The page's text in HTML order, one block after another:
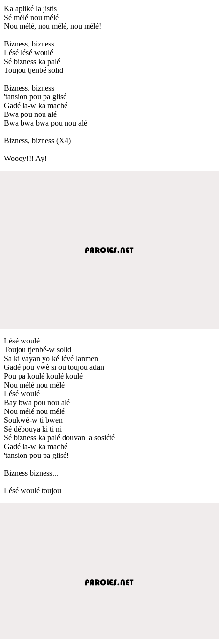
Ka apliké la jistis
Sé mélé nou mélé
Nou mélé, nou mélé, nou mélé!
Bizness, bizness
Lésé lésé woulé
Sé bizness ka palé
Toujou tjenbé solid
Bizness, bizness
'tansion pou pa glisé
Gadé la-w ka maché
Bwa pou nou alé
Bwa bwa bwa pou nou alé
Bizness, bizness (X4)
Woooy!!! Ay!
Lésé woulé
Toujou tjenbé-w solid
Sa ki vayan yo ké lévé lanmen
Gadé pou vwè si ou toujou adan
Pou pa koulé koulé koulé
Nou mélé nou mélé
Lésé woulé
Bay bwa pou nou alé
Nou mélé nou mélé
Soukwé-w ti bwen
Sé débouya ki ti ni
Sé bizness ka palé douvan la sosiété
Gadé la-w ka maché
'tansion pou pa glisé!
Bizness bizness...
Lésé woulé toujou